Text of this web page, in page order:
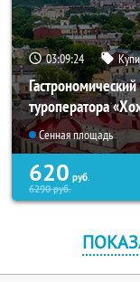
03:09:24
туроператора
Сенная площадь
620 руб.
6290руб.